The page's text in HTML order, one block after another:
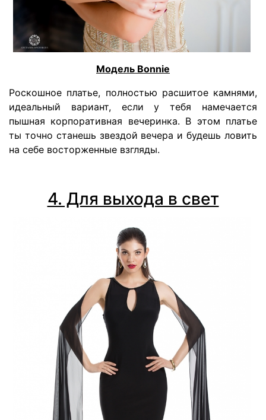
Модель Bonnie
Роскошное платье, полностью расшитое камнями,
идеальный вариант, если у тебя намечается
пышная корпоративная вечеринка. В этом платье
ты точно станешь звездой вечера и будешь ловить
на себе восторженные взгляды.
4. Для выхода в свет